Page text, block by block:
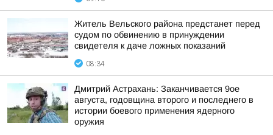
Житель Вельского района предстанет перед
судом по обвинению в принуждении
свидетеля к даче ложных показаний
08:34
Дмитрий Астрахань: Заканчивается 9ое
августа, годовщина второго и последнего в
истории боевого применения ядерного
оружия